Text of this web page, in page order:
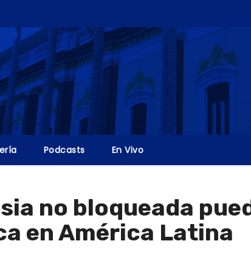
Podcasts En Vivo
no bloqueada
en América Latina